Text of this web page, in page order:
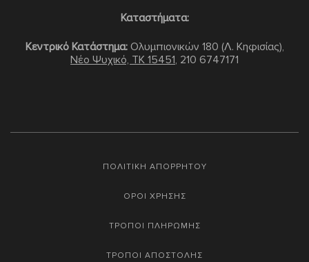
Καταστήματα:
Κεντρικό Κατάστημα:Ολυμπιονικών 180 (Λ. Κηφισίας),
Νέο Ψυχικό, TK 15451, 210 6747171
ΠΟΛΙΤΙΚΗ ΑΠΟΡΡΗΤΟΥ
ΟΡΟΙ ΧΡΗΣΗΣ
ΤΡΟΠΟΙ ΠΛΗΡΩΜΗΣ
ΤΡΟΠΟΙ ΑΠΟΣΤΟΛΗΣ